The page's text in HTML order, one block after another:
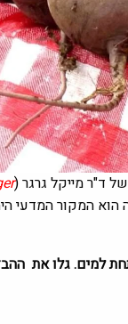
של ד"ר מייקל גרגר(
הוא המקור המדעי
למים. גלו את